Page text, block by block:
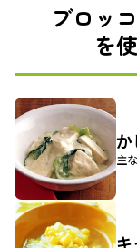
ブロッ
を
か
主